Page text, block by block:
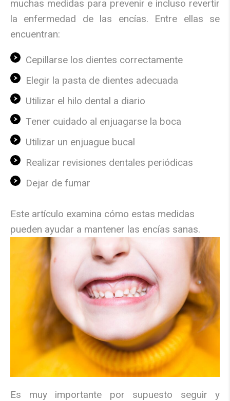
muchas medidas para prevenir e incluso revertir
la enfermedad de las encías. Entre ellas se
encuentran:
Cepillarse los dientes correctamente
Elegir la pasta de dientes adecuada
Utilizar el hilo dental a diario
Tener cuidado al enjuagarse la boca
Utilizar un enjuague bucal
Realizar revisiones dentales periódicas
Dejar de fumar
Este artículo examina cómo estas medidas
pueden ayudar a mantener las encías sanas.
Es muy importante por supuesto seguir y